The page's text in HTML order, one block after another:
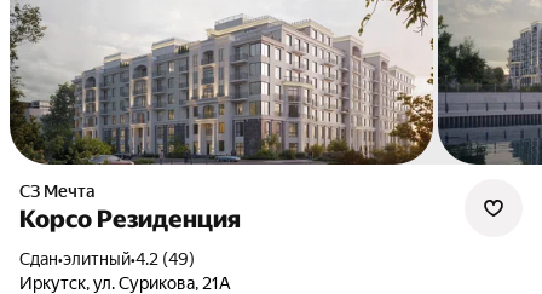
СЗ Мечта
Корсо Резиденция
Сдан•элитный•4.2 (49)
Иркутск, ул. Сурикова, 21А